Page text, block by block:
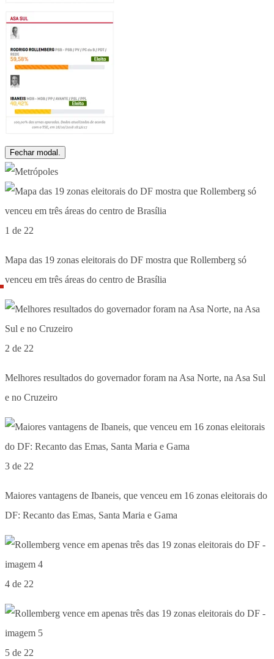
Fechar modal.
1 de 22
Mapa das 19 zonas eleitorais do DF mostra que Rollemberg só
venceu em três áreas do centro de Brasília
2 de 22
Melhores resultados do governador foram na Asa Norte, na Asa Sul
e no Cruzeiro
3 de 22
Maiores vantagens de Ibaneis, que venceu em 16 zonas eleitorais do
DF: Recanto das Emas, Santa Maria e Gama
4 de 22
5 de 22